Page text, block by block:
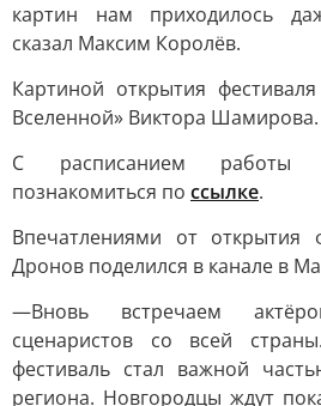
картин нам приходилось
сказал Максим Королёв.
Картиной открытия
Вселенной» Виктора Шамирова.
С расписанием работы
познакомиться по ссылке.
Впечатлениями от открытия
Дронов поделился в канале в
—Вновь встречаем
сценаристов со всей
фестиваль стал важной
региона. Новгородцы ждут